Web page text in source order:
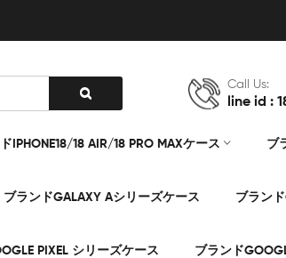
Call Us:
line id :
IPHONE18/18 AIR/18 PRO MAXケース ブ
ブランドGALAXY Aシリーズケース ブラン
PIXEL シリーズケース ブランド